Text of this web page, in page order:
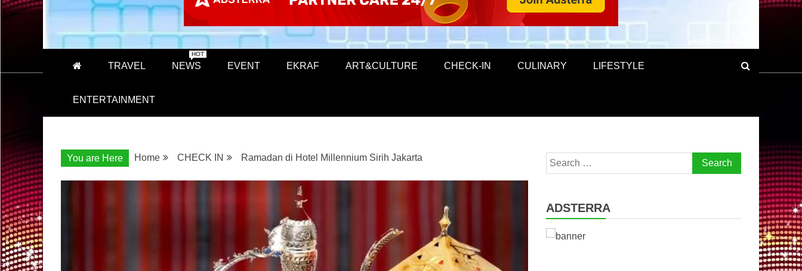
TRAVEL NEWS
HOT
EVENT EKRAF ART&CULTURE CHECK-IN CULINARY LIFESTYLE
ENTERTAINMENT
You are Here Home CHECK IN Ramadan di Hotel Millennium Sirih Jakarta
Search
for:
ADSTERRA